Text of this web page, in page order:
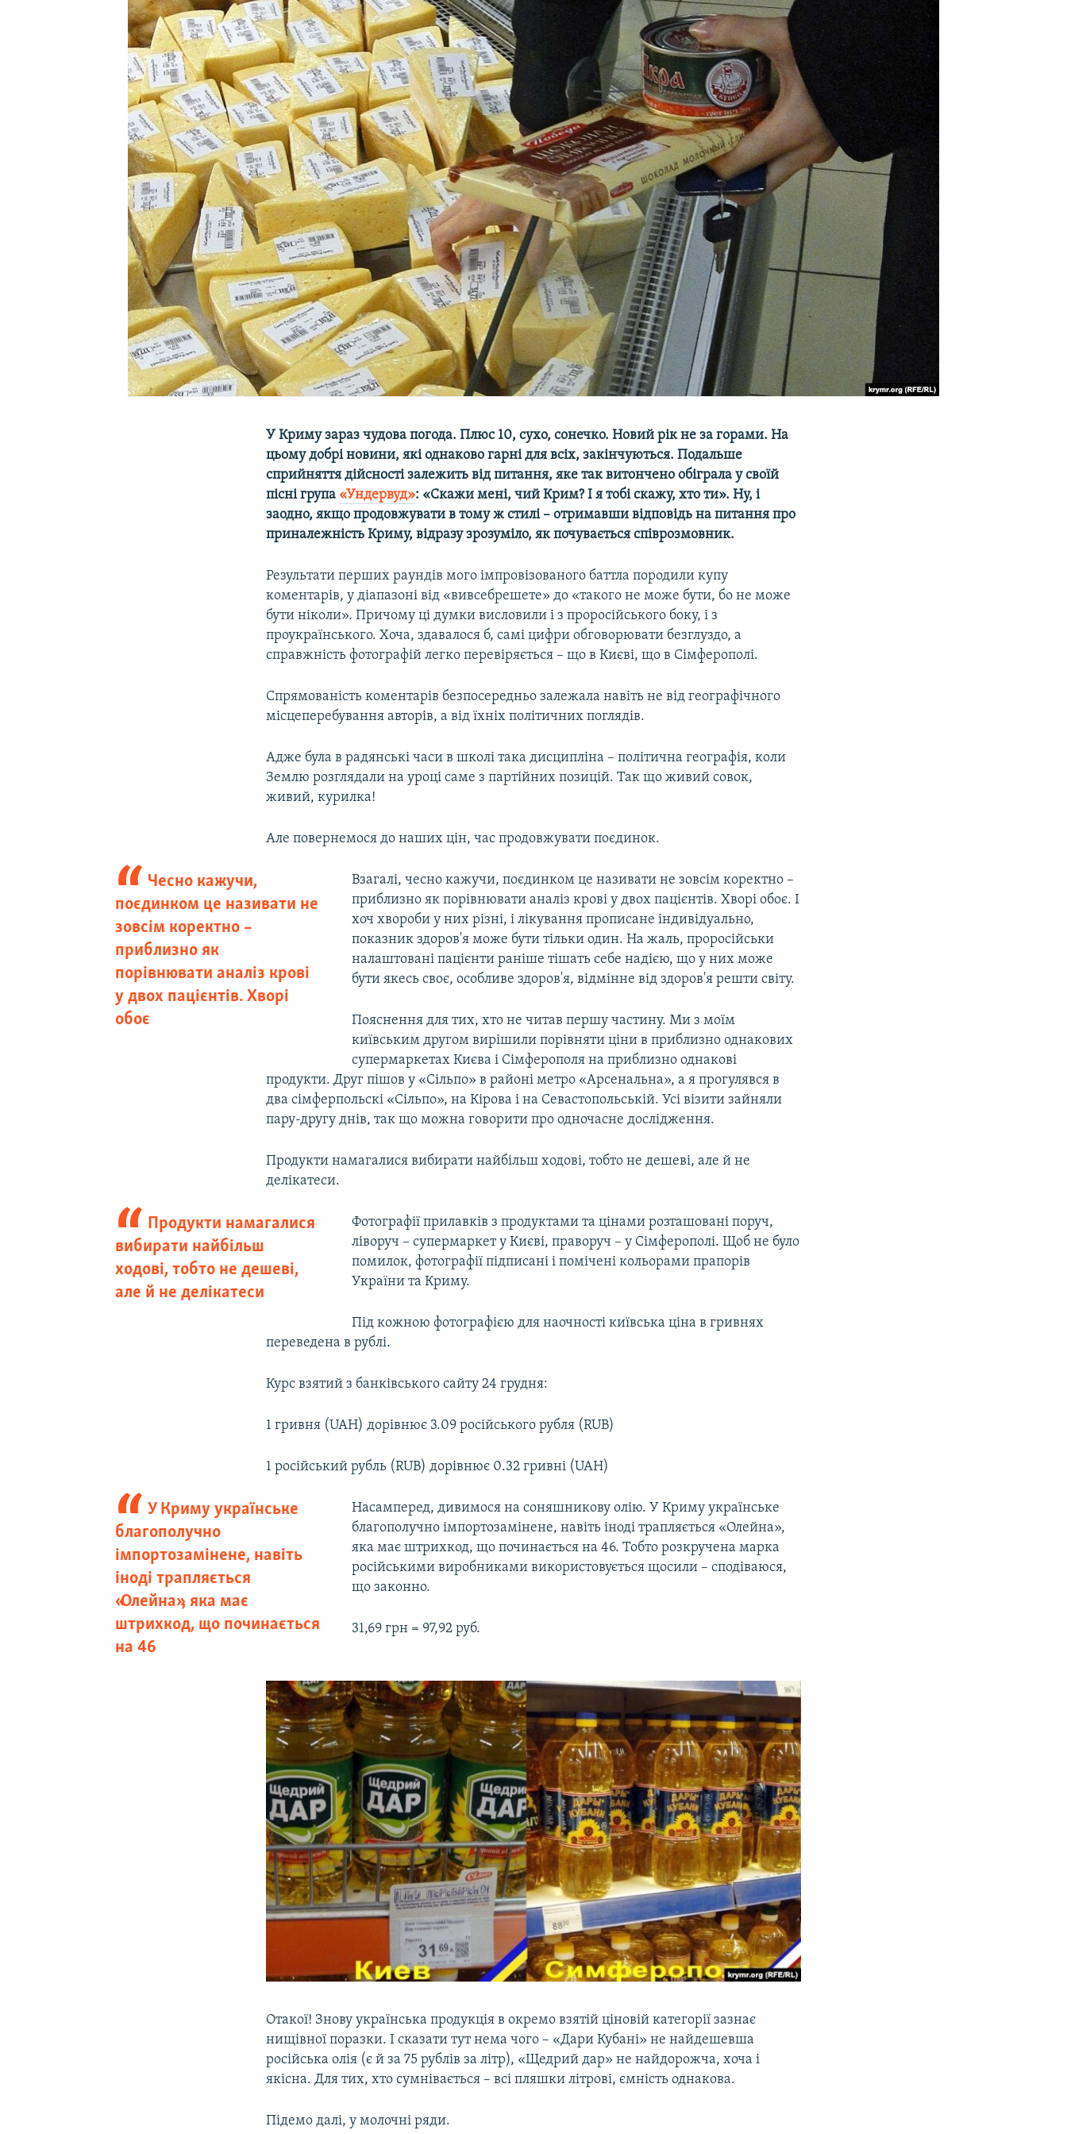
УКРАЇНСЬКА ПРОБЛЕМА КРИМУ
У Криму зараз чудова погода. Плюс 10, сухо, сонечко. Новий рік не за горами. На
цьому добрі новини, які однаково гарні для всіх, закінчуються. Подальше
сприйняття дійсності залежить від питання, яке так витончено обіграла у своїй
пісні група «Ундервуд»: «Скажи мені, чий Крим? І я тобі скажу, хто ти». Ну, і
заодно, якщо продовжувати в тому ж стилі – отримавши відповідь на питання про
приналежність Криму, відразу зрозуміло, як почувається співрозмовник.
Результати перших раундів мого імпровізованого баттла породили купу
коментарів, у діапазоні від «вивсебрешете» до «такого не може бути, бо не може
бути ніколи». Причому ці думки висловили і з проросійського боку, і з
проукраїнського. Хоча, здавалося б, самі цифри обговорювати безглуздо, а
справжність фотографій легко перевіряється – що в Києві, що в Сімферополі.
Спрямованість коментарів безпосередньо залежала навіть не від географічного
місцеперебування авторів, а від їхніх політичних поглядів.
Адже була в радянські часи в школі така дисципліна – політична географія, коли
Землю розглядали на уроці саме з партійних позицій. Так що живий совок,
живий, курилка!
Але повернемося до наших цін, час продовжувати поєдинок.
Чесно кажучи,
поєдинком це називати не
зовсім коректно –
приблизно як
порівнювати аналіз крові
у двох пацієнтів. Хворі
обоє
Взагалі, чесно кажучи, поєдинком це називати не зовсім коректно –
приблизно як порівнювати аналіз крові у двох пацієнтів. Хворі обоє. І
хоч хвороби у них різні, і лікування прописане індивідуально,
показник здоров'я може бути тільки один. На жаль, проросійськи
налаштовані пацієнти раніше тішать себе надією, що у них може
бути якесь своє, особливе здоров'я, відмінне від здоров'я решти світу.
Пояснення для тих, хто не читав першу частину. Ми з моїм
київським другом вирішили порівняти ціни в приблизно однакових
супермаркетах Києва і Сімферополя на приблизно однакові
продукти. Друг пішов у «Сільпо» в районі метро «Арсенальна», а я прогулявся в
два сімферпольскі «Сільпо», на Кірова і на Севастопольській. Усі візити зайняли
пару-другу днів, так що можна говорити про одночасне дослідження.
Продукти намагалися вибирати найбільш ходові, тобто не дешеві, але й не
делікатеси.
Продукти намагалися
вибирати найбільш
ходові, тобто не дешеві,
але й не делікатеси
Фотографії прилавків з продуктами та цінами розташовані поруч,
ліворуч – супермаркет у Києві, праворуч – у Сімферополі. Щоб не було
помилок, фотографії підписані і помічені кольорами прапорів
України та Криму.
Під кожною фотографією для наочності київська ціна в гривнях
переведена в рублі.
Курс взятий з банківського сайту 24 грудня:
1 гривня (UAH) дорівнює 3.09 російського рубля (RUB)
1 російський рубль (RUB) дорівнює 0.32 гривні (UAH)
У Криму українське
благополучно
імпортозамінене, навіть
іноді трапляється
«Олейна», яка має
штрихкод, що починається
на 46
Насамперед, дивимося на соняшникову олію. У Криму українське
благополучно імпортозамінене, навіть іноді трапляється «Олейна»,
яка має штрихкод, що починається на 46. Тобто розкручена марка
російськими виробниками використовується щосили – сподіваюся,
що законно.
31,69 грн = 97,92 руб.
Отакої! Знову українська продукція в окремо взятій ціновій категорії зазнає
нищівної поразки. І сказати тут нема чого – «Дари Кубані» не найдешевша
російська олія (є й за 75 рублів за літр), «Щедрий дар» не найдорожча, хоча і
якісна. Для тих, хто сумнівається – всі пляшки літрові, ємність однакова.
Підемо далі, у молочні ряди.